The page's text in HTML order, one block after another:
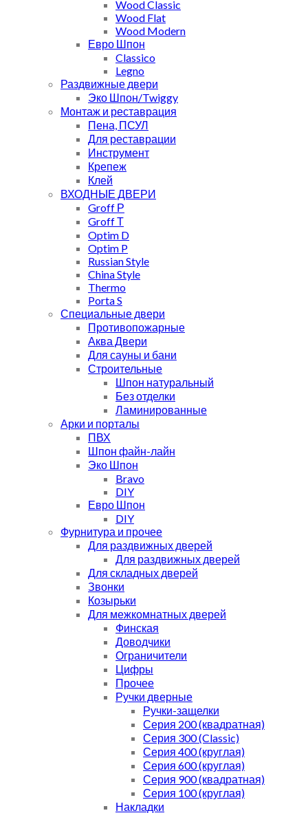
Wood Classic
Wood Flat
Wood Modern
Евро Шпон
Classico
Legno
Раздвижные двери
Эко Шпон/Twiggy
Монтаж и реставрация
Пена, ПСУЛ
Для реставрации
Инструмент
Крепеж
Клей
ВХОДНЫЕ ДВЕРИ
Groff Р
Groff Т
Optim D
Optim P
Russian Style
China Style
Thermo
Porta S
Специальные двери
Противопожарные
Аква Двери
Для сауны и бани
Строительные
Шпон натуральный
Без отделки
Ламинированные
Арки и порталы
ПВХ
Шпон файн-лайн
Эко Шпон
Bravo
DIY
Евро Шпон
DIY
Фурнитура и прочее
Для раздвижных дверей
Для раздвижных дверей
Для складных дверей
Звонки
Козырьки
Для межкомнатных дверей
Финская
Доводчики
Ограничители
Цифры
Прочее
Ручки дверные
Ручки-защелки
Серия 200 (квадратная)
Серия 300 (Classic)
Серия 400 (круглая)
Серия 600 (круглая)
Серия 900 (квадратная)
Серия 100 (круглая)
Накладки